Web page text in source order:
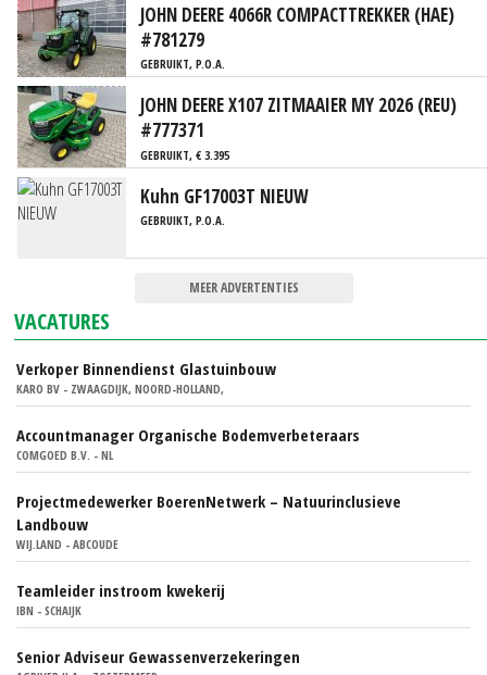
JOHN DEERE 4066R COMPACTTREKKER (HAE)
#781279
GEBRUIKT, P.O.A.
JOHN DEERE X107 ZITMAAIER MY 2026 (REU)
#777371
GEBRUIKT, € 3.395
Kuhn GF17003T NIEUW
GEBRUIKT, P.O.A.
MEER ADVERTENTIES
VACATURES
Verkoper Binnendienst Glastuinbouw
KARO BV - ZWAAGDIJK, NOORD-HOLLAND,
Accountmanager Organische Bodemverbeteraars
COMGOED B.V. - NL
Projectmedewerker BoerenNetwerk – Natuurinclusieve
Landbouw
WIJ.LAND - ABCOUDE
Teamleider instroom kwekerij
IBN - SCHAIJK
Senior Adviseur Gewassenverzekeringen